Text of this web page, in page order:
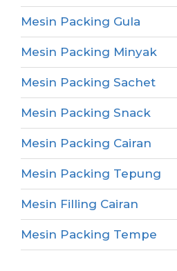
Mesin Packing Gula
Mesin Packing Minyak
Mesin Packing Sachet
Mesin Packing Snack
Mesin Packing Cairan
Mesin Packing Tepung
Mesin Filling Cairan
Mesin Packing Tempe